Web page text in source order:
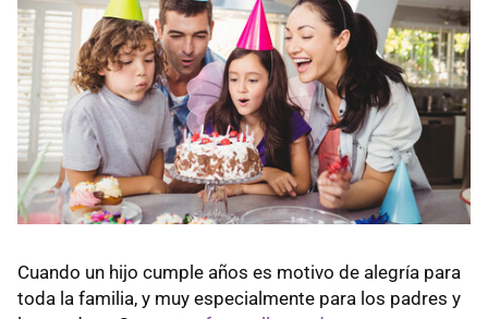
Cuando un hijo cumple años es motivo de alegría para
toda la familia, y muy especialmente para los padres y